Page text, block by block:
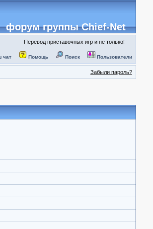
форум группы Chief-Net
Перевод приставочных игр и не только!
чат Помощь Поиск Пользователи
Забыли пароль?